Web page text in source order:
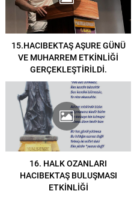
15.HACIBEKTAŞ AŞURE GÜNÜ
VE MUHARREM ETKİNLİĞİ
GERÇEKLEŞTİRİLDİ.
16. HALK OZANLARI
HACIBEKTAŞ BULUŞMASI
ETKİNLİĞİ